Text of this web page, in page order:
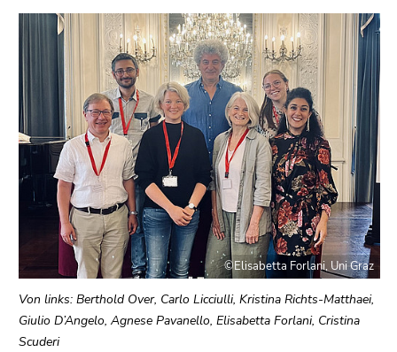
Sie diesen
Inhalt
(Zugriffstaste
1)
Positionsanzeige
(Zugriffstaste
Hauptnavigation
(Zugriffstaste
3)
Zu
©Elisabetta Forlani, Uni Graz
Von links: Berthold Over, Carlo Licciulli, Kristina Richts-Matthaei,
Giulio D’Angelo, Agnese Pavanello, Elisabetta Forlani, Cristina
Scuderi